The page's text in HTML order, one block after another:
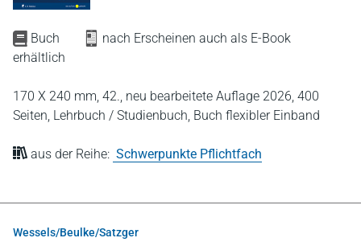
Buch
nach Erscheinen auch als E-Book
erhältlich
170 X 240 mm, 42., neu bearbeitete Auflage 2026, 400
Seiten, Lehrbuch / Studienbuch, Buch flexibler Einband
aus der Reihe: Schwerpunkte Pflichtfach
Wessels/Beulke/Satzger